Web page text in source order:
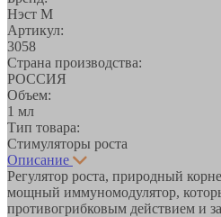
Нэст М
Артикул:
3058
Страна производства:
РОССИЯ
Объем:
1 мл
Тип товара:
Стимуляторы роста
Описание
Регулятор роста, природный
мощный иммуномодулятор,
противогрибковым действием и